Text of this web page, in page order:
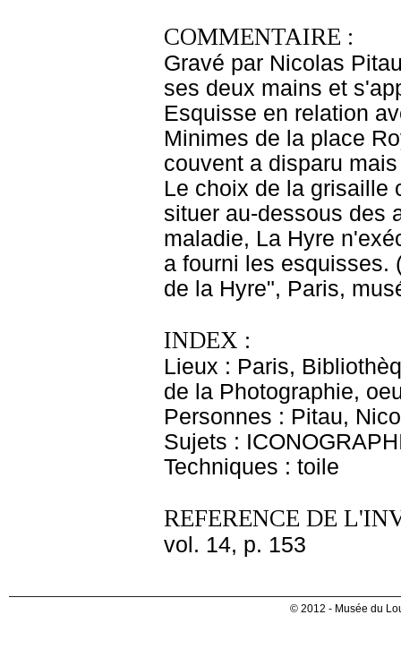
COMMENTAIRE :
Gravé par Nicolas
ses deux mains et
Esquisse en relation
Minimes de la place
couvent a disparu
Le choix de la grisaille
situer au-dessous des
maladie, La Hyre
a fourni les esquisses.
de la Hyre", Paris,
INDEX :
Lieux : Paris,
de la Photographie,
Personnes : Pitau,
Sujets :
Techniques : toile
REFERENCE DE
vol. 14, p. 153
© 2012 - Musée du